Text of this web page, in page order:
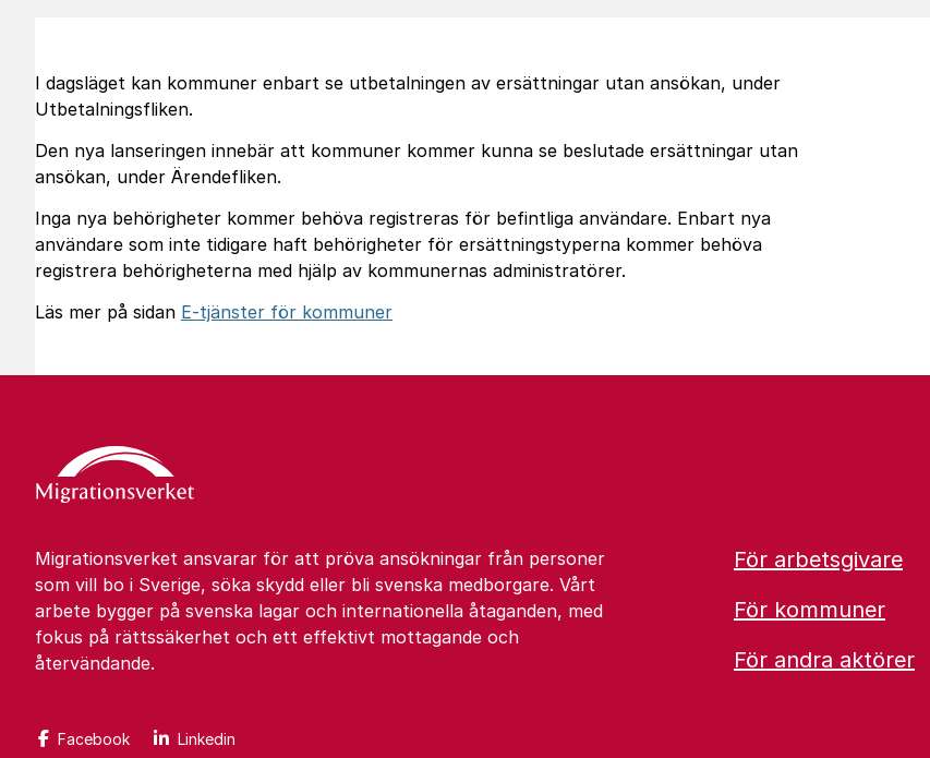
I dagsläget kan kommuner enbart se utbetalningen av ersättningar utan ansökan, under
Utbetalningsfliken.
Den nya lanseringen innebär att kommuner kommer kunna se beslutade ersättningar utan
ansökan, under Ärendefliken.
Inga nya behörigheter kommer behöva registreras för befintliga användare. Enbart nya
användare som inte tidigare haft behörigheter för ersättningstyperna kommer behöva
registrera behörigheterna med hjälp av kommunernas administratörer.
Läs mer på sidan E-tjänster för kommuner
Migrationsverket ansvarar för att pröva ansökningar från personer
som vill bo i Sverige, söka skydd eller bli svenska medborgare. Vårt
arbete bygger på svenska lagar och internationella åtaganden, med
fokus på rättssäkerhet och ett effektivt mottagande och
återvändande.
Facebook Linkedin
För arbetsgivare
För kommuner
För andra aktörer